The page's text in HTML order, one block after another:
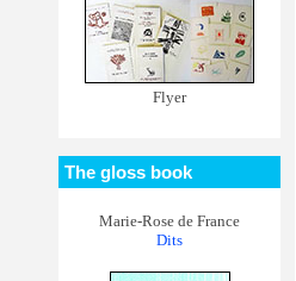
Flyer
The gloss book
Marie-Rose de France
Dits